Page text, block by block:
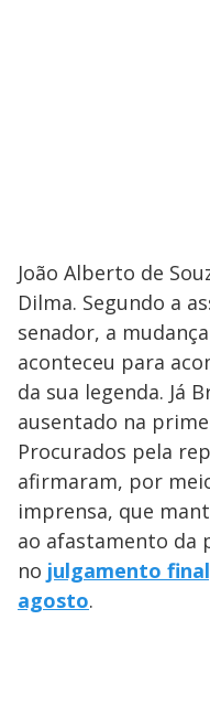
João Alberto de
Dilma. Segundo a
senador, a
aconteceu para
da sua legenda. Já
ausentado na
Procurados pela
afirmaram, por
imprensa, que
ao afastamento da
no julgamento
agosto.